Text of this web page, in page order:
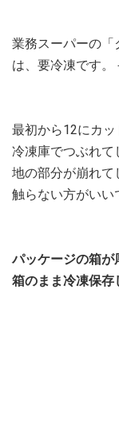
業務スーパーの「
は、要冷凍です。
最初から12にカッ
冷凍庫でつぶれて
地の部分が崩れて
触らない方がいい
パッケージの箱が
箱のまま冷凍保存